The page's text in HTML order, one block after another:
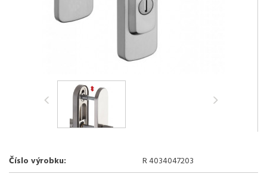
Číslo výrobku:
R 4034047203